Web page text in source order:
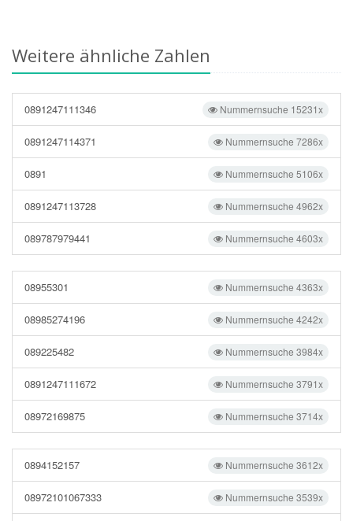
Weitere ähnliche Zahlen
Nummernsuche 15231x
0891247111346
Nummernsuche 7286x
0891247114371
Nummernsuche 5106x
0891
Nummernsuche 4962x
0891247113728
Nummernsuche 4603x
089787979441
Nummernsuche 4363x
08955301
Nummernsuche 4242x
08985274196
Nummernsuche 3984x
089225482
Nummernsuche 3791x
0891247111672
Nummernsuche 3714x
08972169875
Nummernsuche 3612x
0894152157
Nummernsuche 3539x
08972101067333